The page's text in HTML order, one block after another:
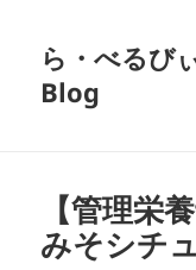
ら・べるび
Blog
【管理栄
みそシチ